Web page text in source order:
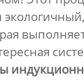
выполняет